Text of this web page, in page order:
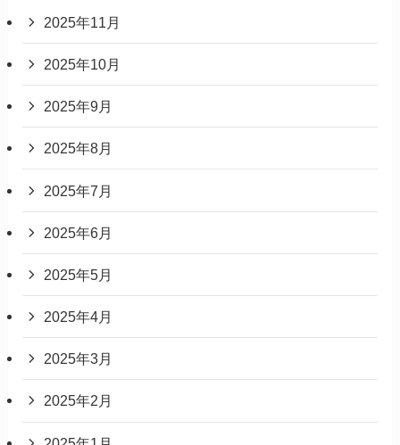
2025年11月
2025年10月
2025年9月
2025年8月
2025年7月
2025年6月
2025年5月
2025年4月
2025年3月
2025年2月